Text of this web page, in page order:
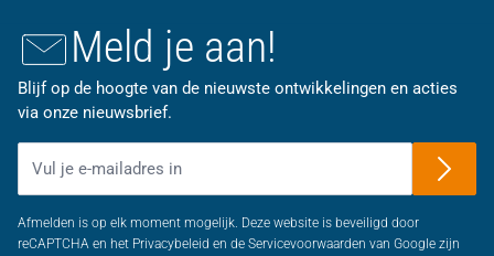
Meld je aan!
Blijf op de hoogte van de nieuwste ontwikkelingen en acties
via onze nieuwsbrief.
Afmelden is op elk moment mogelijk. Deze website is beveiligd door
reCAPTCHA en het Privacybeleid en de Servicevoorwaarden van Google zijn